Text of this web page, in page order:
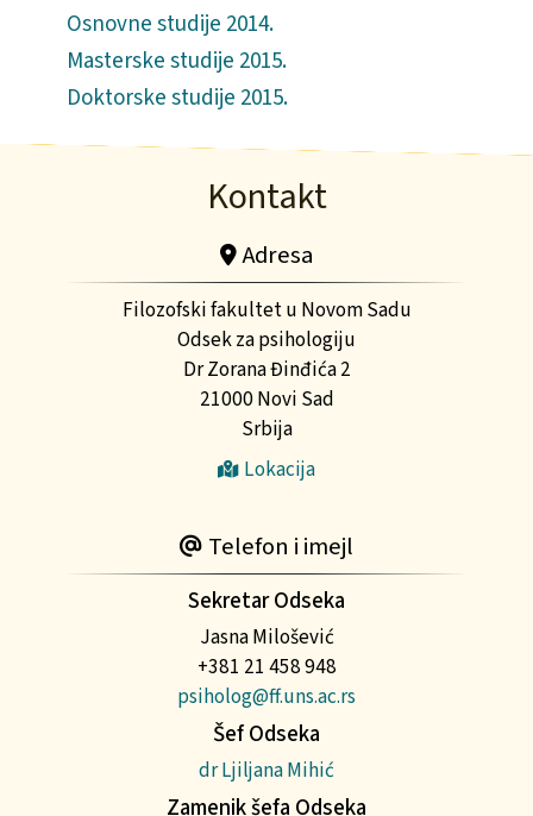
Osnovne studije 2014.
Masterske studije 2015.
Doktorske studije 2015.
Kontakt
Adresa
Filozofski fakultet u Novom Sadu
Odsek za psihologiju
Dr Zorana Đinđića 2
21000 Novi Sad
Srbija
Lokacija
Telefon i imejl
Sekretar Odseka
Jasna Milošević
+381 21 458 948
psiholog@ff.uns.ac.rs
Šef Odseka
dr Ljiljana Mihić
Zamenik šefa Odseka